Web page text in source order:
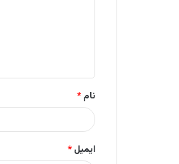
*
نام *
ایمیل *